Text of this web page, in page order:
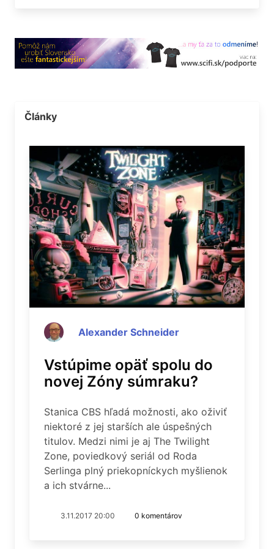
Články
Alexander Schneider
Vstúpime opäť spolu do
novej Zóny súmraku?
Stanica CBS hľadá možnosti, ako oživiť
niektoré z jej starších ale úspešných
titulov. Medzi nimi je aj The Twilight
Zone, poviedkový seriál od Roda
Serlinga plný priekopníckych myšlienok
a ich stvárne...
3.11.2017 20:00 0 komentárov